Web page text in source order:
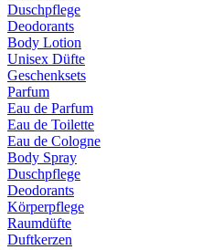
Duschpflege
Deodorants
Body Lotion
Unisex Düfte
Geschenksets
Parfum
Eau de Parfum
Eau de Toilette
Eau de Cologne
Body Spray
Duschpflege
Deodorants
Körperpflege
Raumdüfte
Duftkerzen